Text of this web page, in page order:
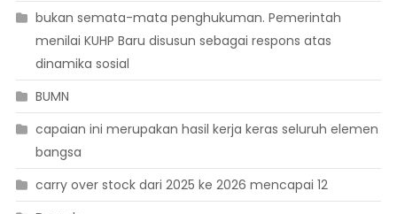
bukan semata-mata penghukuman. Pemerintah
menilai KUHP Baru disusun sebagai respons atas
dinamika sosial
BUMN
capaian ini merupakan hasil kerja keras seluruh elemen
bangsa
carry over stock dari 2025 ke 2026 mencapai 12